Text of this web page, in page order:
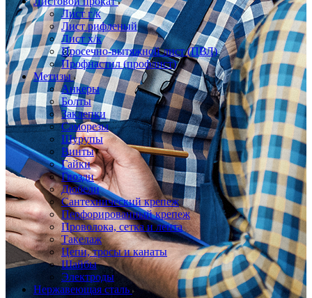
Лист г/к
Лист рифленый
Лист х/к
Просечно-вытяжной лист (ПВЛ)
Профнастил (профлист)
Метизы
Анкеры
Болты
Заклепки
Саморезы
Шурупы
Винты
Гайки
Гвозди
Дюбели
Сантехнический крепеж
Перфорированный крепеж
Проволока, сетка и лента
Такелаж
Цепи, тросы и канаты
Шайбы
Электроды
Нержавеющая сталь